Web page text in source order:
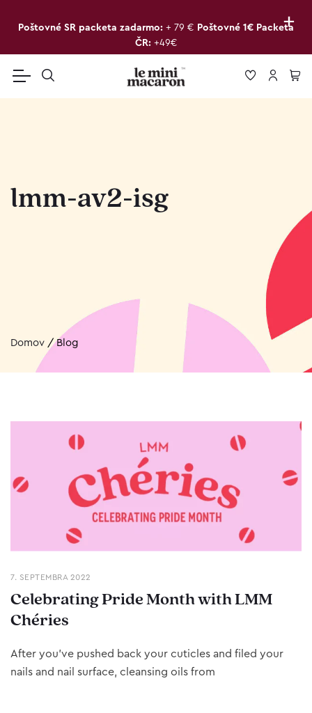
+
Poštovné SR packeta zadarmo: + 79 € Poštovné 1€ Packeta
ČR: +49€
lmm-av2-isg
Domov /Blog
7. SEPTEMBRA 2022
Celebrating Pride Month with LMM
Chéries
After you’ve pushed back your cuticles and filed your
nails and nail surface, cleansing oils from